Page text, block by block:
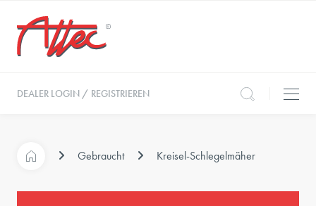
DEALER LOGIN / REGISTRIEREN
Gebraucht Kreisel-Schlegelmäher